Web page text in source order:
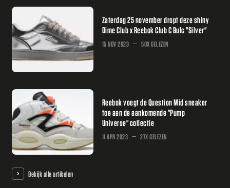
Zaterdag 25 november dropt deze shiny
Dime Club x Reebok Club C Bulc "Silver"
15 NOV 2023 50X GELEZEN
Reebok voegt de Question Mid sneaker
toe aan de aankomende "Pump
Universe" collectie
11 APR 2023 27X GELEZEN
Bekijk alle artikelen